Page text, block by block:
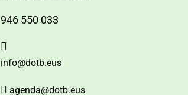
946 550 033
info@dotb.eus
agenda@dotb.eus